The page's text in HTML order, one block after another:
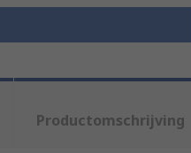
Productomschrijving